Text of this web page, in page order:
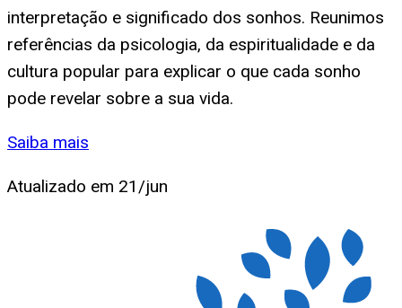
interpretação e significado dos sonhos. Reunimos
referências da psicologia, da espiritualidade e da
cultura popular para explicar o que cada sonho
pode revelar sobre a sua vida.
Saiba mais
Atualizado em 21/jun